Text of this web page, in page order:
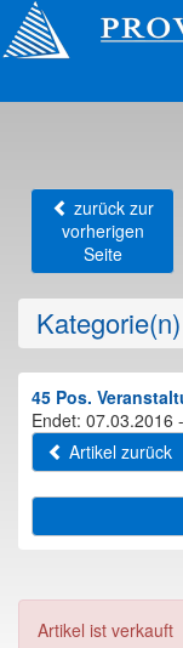
zurück zur
vorherigen
Seite
Kategorie(n)
45 Pos.
Endet: 07.03.2016
Artikel zurück
Artikel ist verkauft